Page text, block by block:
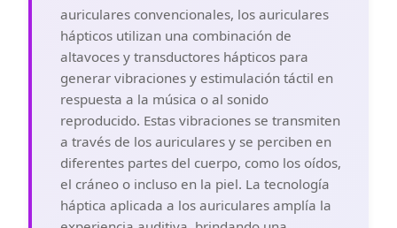
auriculares convencionales, los auriculares
hápticos utilizan una combinación de
altavoces y transductores hápticos para
generar vibraciones y estimulación táctil en
respuesta a la música o al sonido
reproducido. Estas vibraciones se transmiten
a través de los auriculares y se perciben en
diferentes partes del cuerpo, como los oídos,
el cráneo o incluso en la piel. La tecnología
háptica aplicada a los auriculares amplía la